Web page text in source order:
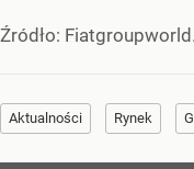
Źródło:
Aktualności Rynek